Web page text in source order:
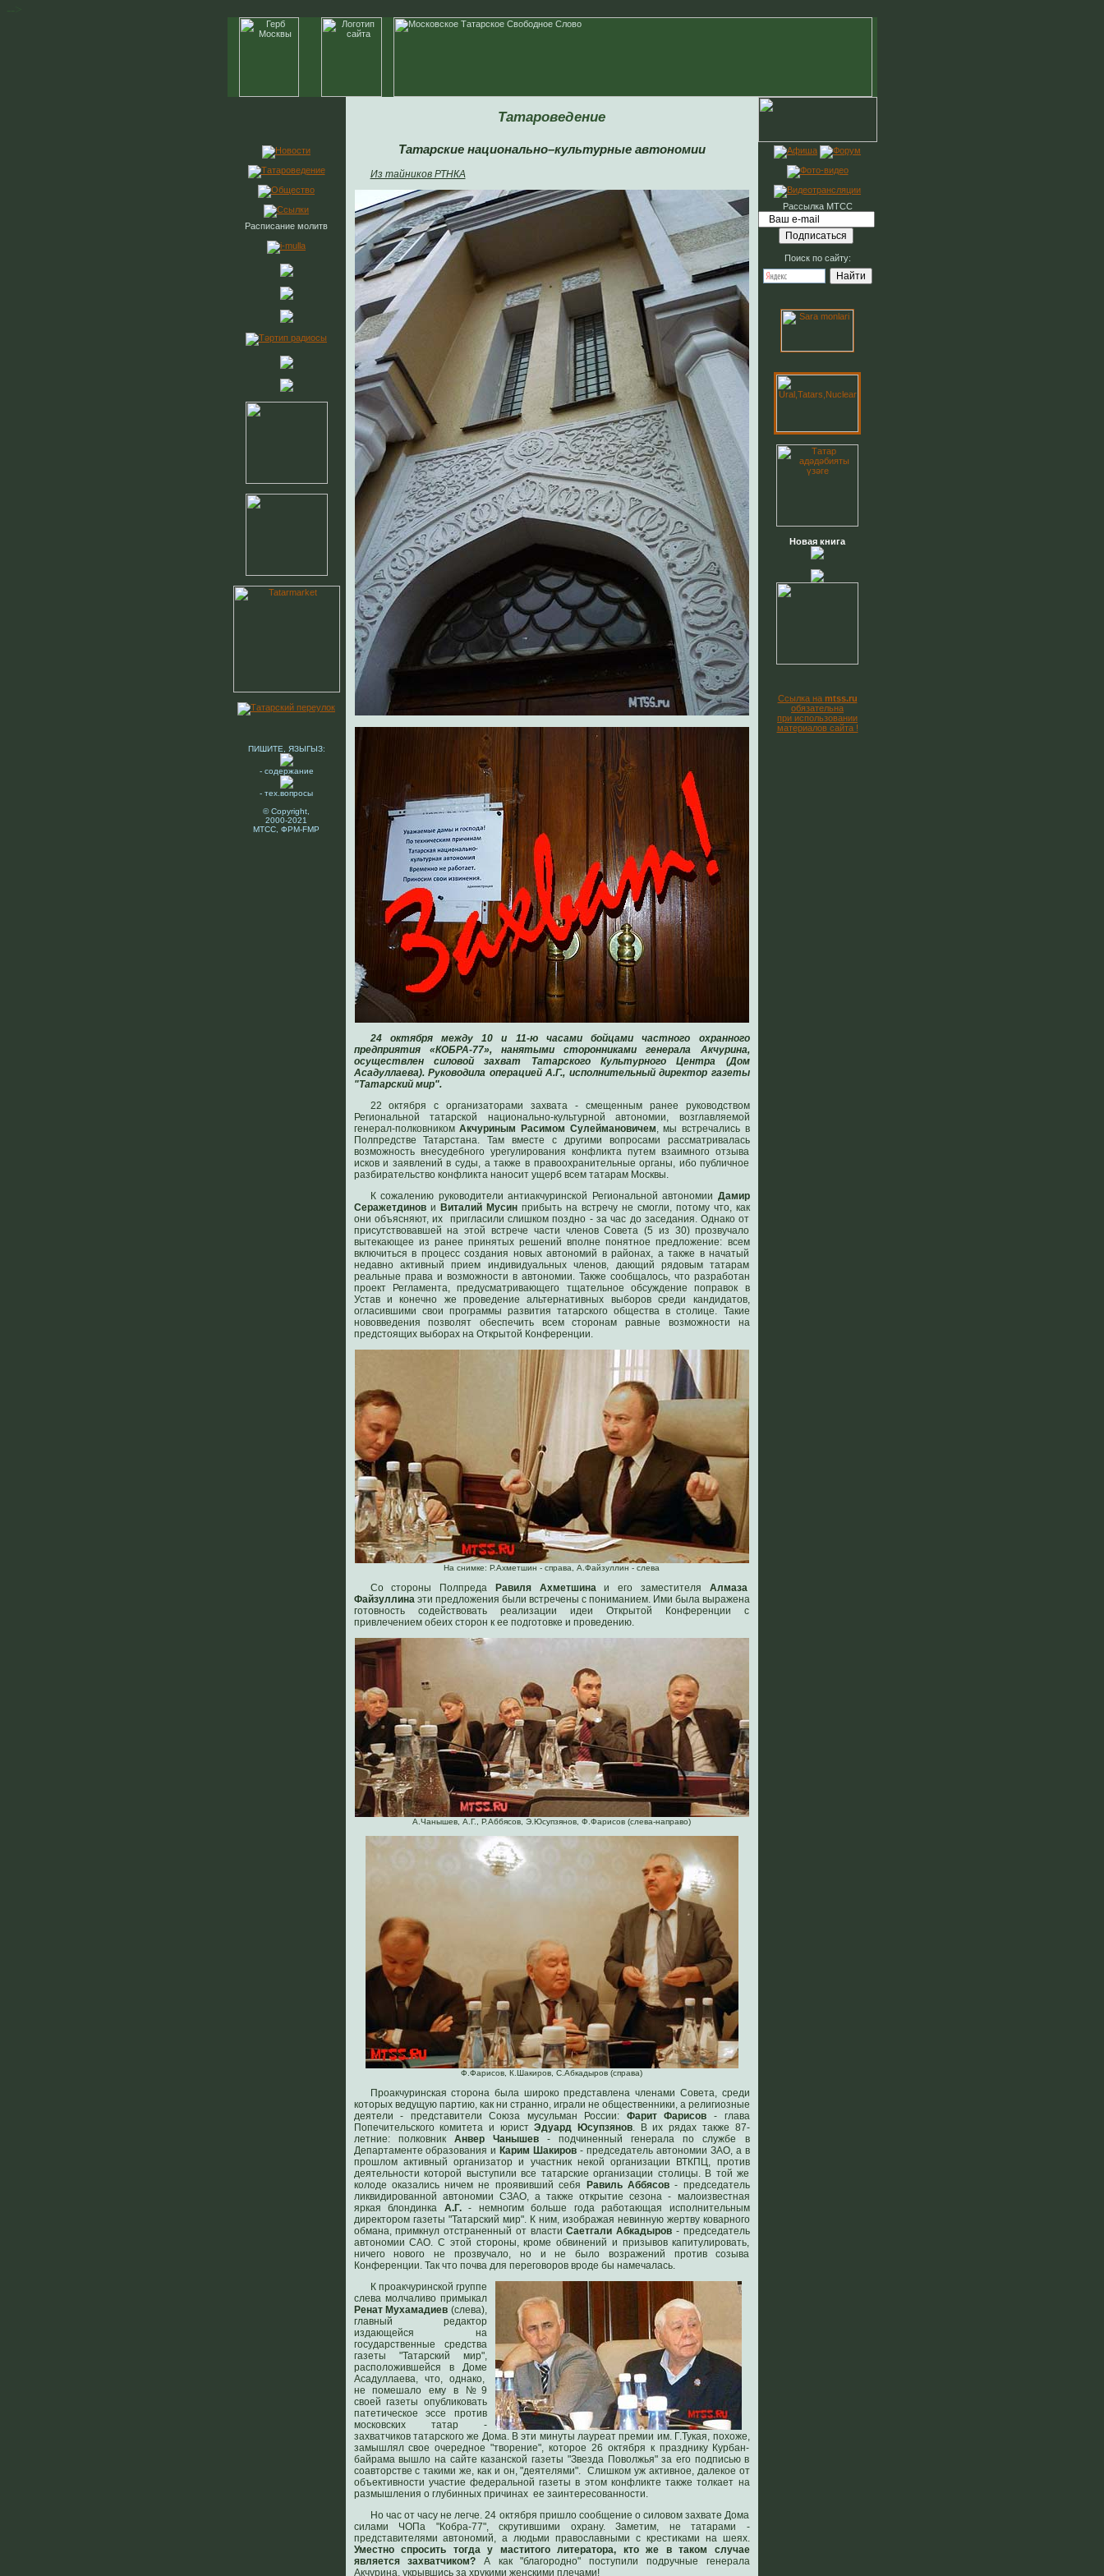
Расписание молитв
ПИШИТЕ, ЯЗЫГЫЗ:
- содержание
- тех.вопросы
© Copyright,
2000-2021
МТСС, ФРМ-FMP
Татароведение
Татарские национально–культурные автономии
Из тайников РТНКА
24 октября между 10 и 11-ю часами бойцами частного охранного
предприятия «КОБРА-77», нанятыми сторонниками генерала Акчурина,
осуществлен силовой захват Татарского Культурного Центра (Дом
Асадуллаева). Руководила операцией А.Г., исполнительный директор газеты
"Татарский мир".
22 октября с организаторами захвата - смещенным ранее руководством
Региональной татарской национально-культурной автономии, возглавляемой
генерал-полковникомАкчуриным Расимом Сулеймановичем, мы встречались в
Полпредстве Татарстана. Там вместе с другими вопросами рассматривалась
возможность внесудебного урегулирования конфликта путем взаимного отзыва
исков и заявлений в суды, а также в правоохранительные органы, ибо публичное
разбирательство конфликта наносит ущерб всем татарам Москвы.
К сожалению руководители антиакчуринской Региональной автономии Дамир
Серажетдинови Виталий Мусинприбыть на встречу не смогли, потому что, как
они объясняют, их пригласили слишком поздно - за час до заседания. Однако от
присутствовавшей на этой встрече части членов Совета (5 из 30) прозвучало
вытекающее из ранее принятых решений вполне понятное предложение: всем
включиться в процесс создания новых автономий в районах, а также в начатый
недавно активный прием индивидуальных членов, дающий рядовым татарам
реальные права и возможности в автономии. Также сообщалось, что разработан
проект Регламента, предусматривающего тщательное обсуждение поправок в
Устав и конечно же проведение альтернативных выборов среди кандидатов,
огласившими свои программы развития татарского общества в столице. Такие
нововведения позволят обеспечить всем сторонам равные возможности на
предстоящих выборах на Открытой Конференции.
На снимке: Р.Ахметшин - справа, А.Файзуллин - слева
Со стороны Полпреда Равиля Ахметшинаи его заместителя Алмаза
Файзуллинаэти предложения были встречены с пониманием. Ими была выражена
готовность содействовать реализации идеи Открытой Конференции с
привлечением обеих сторон к ее подготовке и проведению.
А.Чанышев, А.Г., Р.Аббясов, Э.Юсупзянов, Ф.Фарисов (слева-направо)
Ф.Фарисов, К.Шакиров, С.Абкадыров (справа)
Проакчуринская сторона была широко представлена членами Совета, среди
которых ведущую партию, как ни странно, играли не общественники, а религиозные
деятели - представители Союза мусульман России: Фарит Фарисов - глава
Попечительского комитета и юристЭдуард Юсупзянов. В их рядах также 87-
летние: полковник Анвер Чанышев- подчиненный генерала по службе в
Департаменте образования и Карим Шакиров - председатель автономии ЗАО, а в
прошлом активный организатор и участник некой организации ВТКПЦ, против
деятельности которой выступили все татарские организации столицы. В той же
колоде оказались ничем не проявивший себя
Равиль Аббясов- председатель
ликвидированной автономии СЗАО, а также открытие сезона - малоизвестная
яркая блондинка А.Г.- немногим больше года работающая исполнительным
директором газеты "Татарский мир". К ним, изображая невинную жертву коварного
обмана, примкнул отстраненный от властиСаетгали Абкадыров - председатель
автономии САО. С этой стороны, кроме обвинений и призывов капитулировать,
ничего нового не прозвучало, но и не было возражений против созыва
Конференции. Так что почва для переговоров вроде бы намечалась.
К проакчуринской группе
слева молчаливо примыкал
Ренат Мухамадиев (слева),
главный редактор
издающейся на
государственные средства
газеты "Татарский мир",
расположившейся в Доме
Асадуллаева, что, однако,
не помешало ему в №9
своей газеты опубликовать
патетическое эссе против
московских татар -
захватчиков татарского же Дома. В эти минуты лауреат премии им. Г.Тукая, похоже,
замышлял свое очередное "творение", которое 26 октября к празднику Курбан-
байрама вышло на сайте казанской газеты "Звезда Поволжья" за его подписью в
соавторстве с такими же, как и он, "деятелями". Слишком уж активное, далекое от
объективности участие федеральной газеты в этом конфликте также толкает на
размышления о глубинных причинах ее заинтересованности.
Но час от часу не легче. 24 октября пришло сообщение о силовом захвате Дома
силами ЧОПа "Кобра-77", скрутившими охрану. Заметим, не татарами -
представителями автономий, а людьми православными с крестиками на шеях.
Уместно спросить тогда у маститого литератора, кто же в таком случае
является захватчиком? А как "благородно" поступили подручные генерала
Акчурина, укрывшись за хрукими женскими плечами!
Рассылка МТСС
Поиск по сайту:
Ссылка на mtss.ru
обязательна
при использовании
материалов сайта !